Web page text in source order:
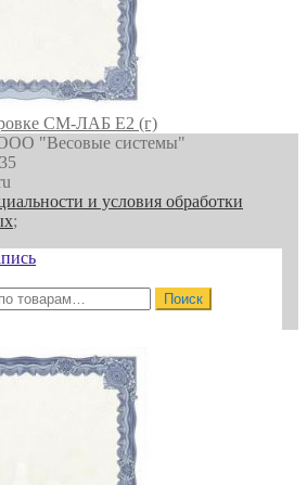
СМ-ЛАБ E2 (г)
"Весовые системы"
и условия обработки
;
Поиск